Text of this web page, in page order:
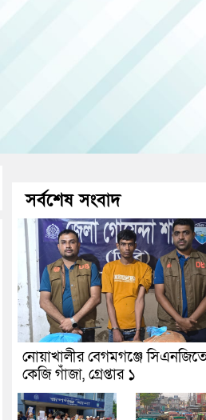
সর্বশেষ সংবাদ
নোয়াখালীর বেগমগঞ্জে
কেজি গাঁজা, গ্রেপ্তার ১